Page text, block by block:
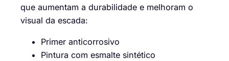
que aumentam a durabilidade e melhoram o
visual da escada:
Primer anticorrosivo
Pintura com esmalte sintético